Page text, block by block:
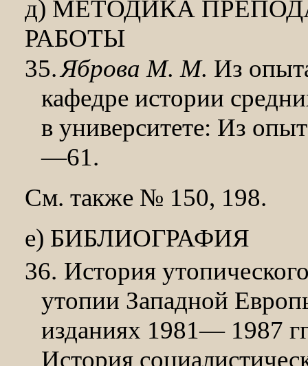
д) МЕТОДИКА
РАБОТЫ
35.Яброва М. М. Из
кафедре истории
в университете: Из
—61.
См. также № 150, 198.
е) БИБЛИОГРАФИЯ
36. История
утопии Западной
изданиях 1981— 1987
История